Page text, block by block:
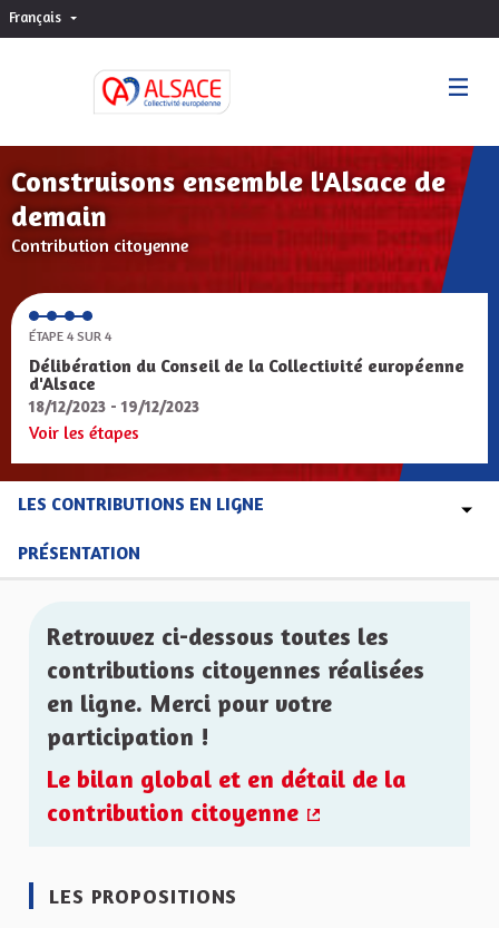
Français Choisir la langue
Construisons ensemble l'Alsace de
demain
Contribution citoyenne
ÉTAPE 4 SUR 4
Délibération du Conseil de la Collectivité européenne
d'Alsace
18/12/2023 - 19/12/2023
Voir les étapes
LES CONTRIBUTIONS EN LIGNE
PRÉSENTATION
Retrouvez ci-dessous toutes les
contributions citoyennes réalisées
en ligne. Merci pour votre
participation !
Le bilan global et en détail de la
contribution citoyenne
LES PROPOSITIONS